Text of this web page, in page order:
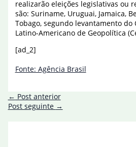
realizarão eleições legislativas ou
são: Suriname, Uruguai, Jamaica,
Tobago, segundo levantamento do
Latino-Americano de Geopolítica
[ad_2]
Fonte: Agência Brasil
← Post anterior
Post seguinte →